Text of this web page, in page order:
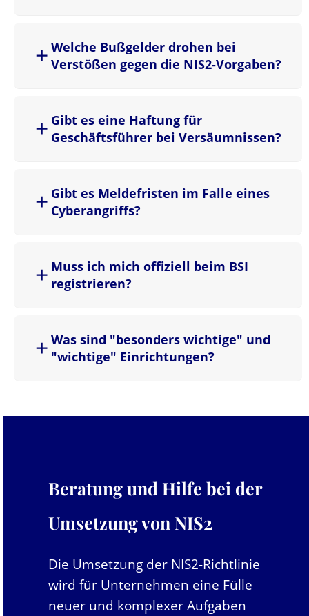
Welche Bußgelder drohen bei
Verstößen gegen die NIS2-Vorgaben?
Gibt es eine Haftung für
Geschäftsführer bei Versäumnissen?
Gibt es Meldefristen im Falle eines
Cyberangriffs?
Muss ich mich offiziell beim BSI
registrieren?
Was sind "besonders wichtige" und
"wichtige" Einrichtungen?
Beratung und Hilfe bei der
Umsetzung von NIS2
Die Umsetzung der NIS2-Richtlinie
wird für Unternehmen eine Fülle
neuer und komplexer Aufgaben